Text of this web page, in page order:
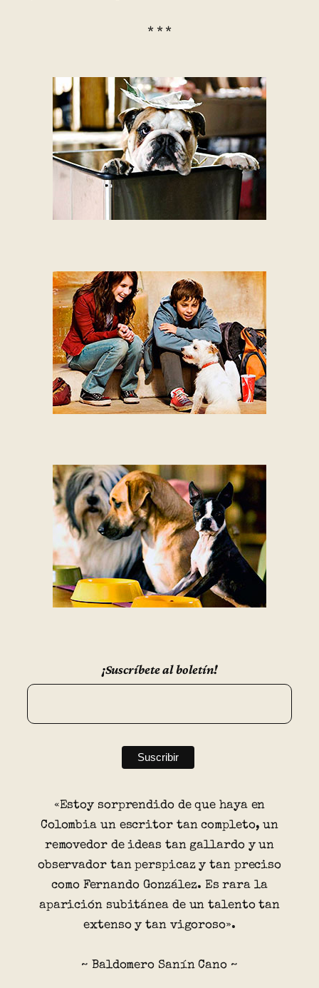
* * *
¡Suscríbete al boletín!
«Estoy sorprendido de que haya en
Colombia un escritor tan completo, un
removedor de ideas tan gallardo y un
observador tan perspicaz y tan preciso
como Fernando González. Es rara la
aparición subitánea de un talento tan
extenso y tan vigoroso».
~ Baldomero Sanín Cano ~